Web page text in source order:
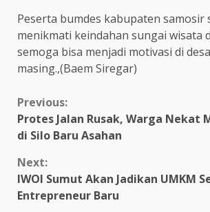
Peserta bumdes kabupaten samosir
menikmati keindahan sungai wisata
semoga bisa menjadi motivasi di
masing.,(Baem Siregar)
Continue
Reading
Previous:
Protes Jalan Rusak, Warga Nekat
di Silo Baru Asahan
Next:
IWOI Sumut Akan Jadikan UMKM
Entrepreneur Baru